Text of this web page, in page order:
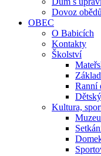
Dovoz obědů
OBEC
O Babicích
Kontakty
Školství
Ranní
Kultura,